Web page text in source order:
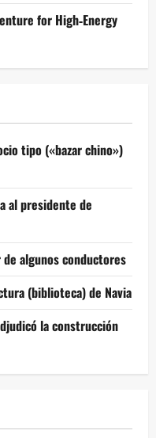
for High‑Energy
tipo («bazar chino»)
al presidente de
algunos conductores
(biblioteca) de Navia
la construcción